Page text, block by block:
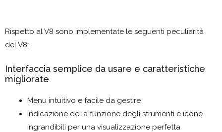
Rispetto al V8 sono implementate le seguenti peculiarità
del V8:
Interfaccia semplice da usare e caratteristiche
migliorate
Menu intuitivo e facile da gestire
Indicazione della funzione degli strumenti e icone
ingrandibili per una visualizzazione perfetta